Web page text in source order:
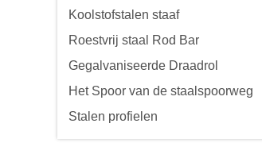
Koolstofstalen staaf
Roestvrij staal Rod Bar
Gegalvaniseerde Draadrol
Het Spoor van de staalspoorweg
Stalen profielen